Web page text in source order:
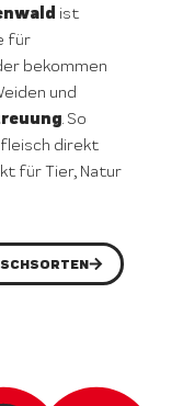
ist
für
bekommen
und
. So
direkt
für Tier, Natur